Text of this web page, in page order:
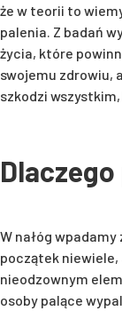
że w teorii to
palenia. Z badań
życia, które
swojemu zdrowiu,
szkodzi
W nałóg
początek niewiele,
nieodzownym
osoby palące